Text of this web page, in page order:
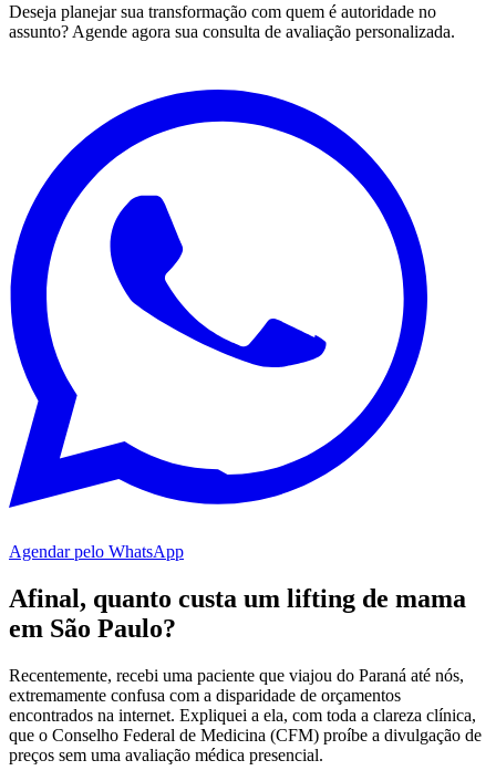
Deseja planejar sua transformação com quem é autoridade no
assunto? Agende agora sua consulta de avaliação personalizada.
Agendar pelo WhatsApp
Afinal, quanto custa um lifting de mama
em São Paulo?
Recentemente, recebi uma paciente que viajou do Paraná até nós,
extremamente confusa com a disparidade de orçamentos
encontrados na internet. Expliquei a ela, com toda a clareza clínica,
que o Conselho Federal de Medicina (CFM) proíbe a divulgação de
preços sem uma avaliação médica presencial.